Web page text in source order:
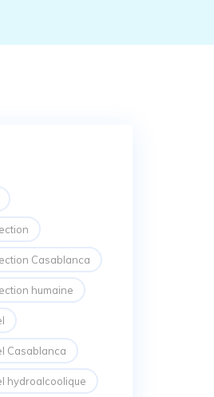
Casablanca
humaine
Casablanca
hydroalcoolique